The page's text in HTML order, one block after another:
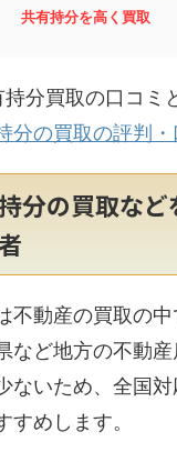
共有持分を高く買取
分買取の口コミ
分の買取の評判・
分の買取など
不動産の買取の
など地方の不動
ないため、全国
すめします。